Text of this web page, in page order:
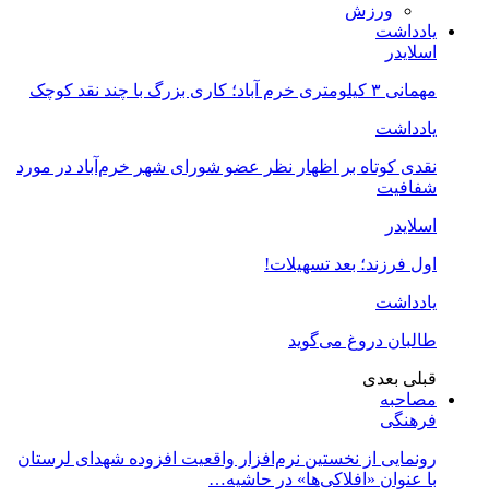
ورزش
یادداشت
اسلایدر
مهمانی ۳ کیلومتری خرم آباد؛ کاری بزرگ با چند نقد کوچک
یادداشت
نقدی کوتاه بر اظهار نظر عضو شورای شهر خرم‌آباد در مورد
شفافیت
اسلایدر
اول فرزند؛ بعد تسهیلات!
یادداشت
طالبان دروغ می‌گوید
قبلی بعدی
مصاحبه
فرهنگی
رونمایی از نخستین نرم‌افزار واقعیت افزوده شهدای لرستان
با عنوان «افلاکی‌ها» در حاشیه…